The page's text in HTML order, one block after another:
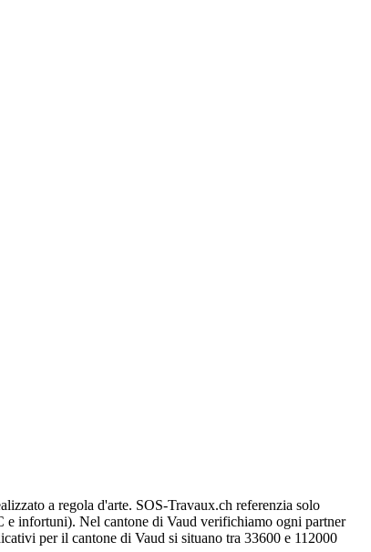
a regola d'arte. SOS-Travaux.ch referenzia solo
infortuni). Nel cantone di Vaud verifichiamo ogni partner
per il cantone di Vaud si situano tra 33600 e 112000